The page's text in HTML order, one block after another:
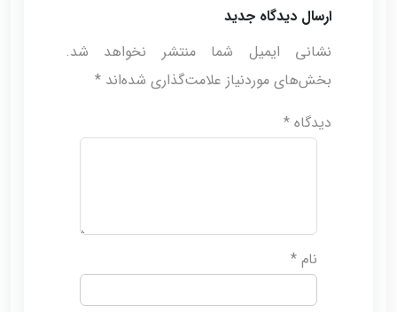
ارسال دیدگاه جدید
نشانی ایمیل شما منتشر نخواهد شد.
بخش‌های موردنیاز علامت‌گذاری شده‌اند *
دیدگاه *
نام *